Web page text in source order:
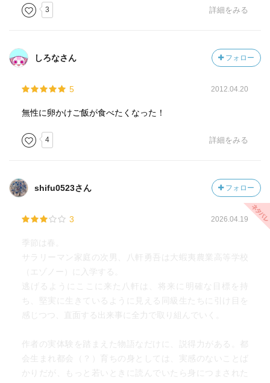
考え方や生き方自体が変わりそうな気がします。
作りたい、やりたいという生徒の声を
かなり凄い環境です。とても羨ましい。
八軒君ではないですが、まず否定され
本当に心から羨ましいです。
3 詳細をみる
しろなさん フォロー
5 2012.04.20
無性に卵かけご飯が食べたくなった！
4 詳細をみる
shifu0523さん フォロー
3 2026.04.19
季節は春。
サラリーマン家庭の次男、八軒勇吾は大蝦夷農業高等学校
（エゾノー）に入学する。
逃げるようにここに来た八軒は、将来に明確な目標を持
ち、堅実に生きているように見える同級生たちに引け目を
感じつつ、直面する出来事に全力で取り組んでいく。
作者の実体験を踏まえた物語なだけに、説得力がある。都
会生まれ都会（？）育ちの身としては、実感のないことば
かりだが、もっと若いときに読んでいたら身につまされた